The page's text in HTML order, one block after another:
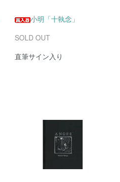
小明「十執念」
SOLD OUT
直筆サイン入り